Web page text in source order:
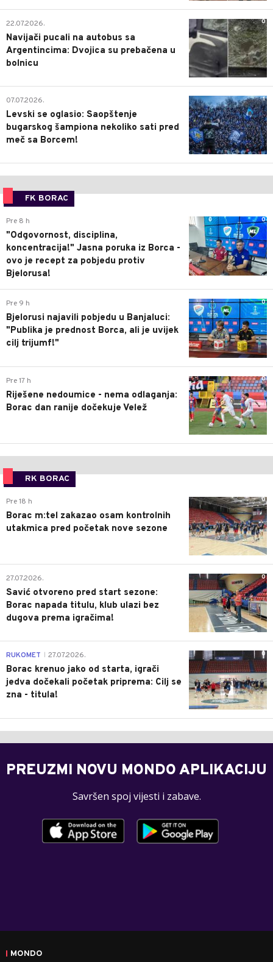
0
22.07.2026.
Navijači pucali na autobus sa
Argentincima: Dvojica su prebačena u
bolnicu
1
07.07.2026.
Levski se oglasio: Saopštenje
bugarskog šampiona nekoliko sati pred
meč sa Borcem!
FK BORAC
0
Pre 8 h
"Odgovornost, disciplina,
koncentracija!" Jasna poruka iz Borca -
ovo je recept za pobjedu protiv
Bjelorusa!
0
Pre 9 h
Bjelorusi najavili pobjedu u Banjaluci:
"Publika je prednost Borca, ali je uvijek
cilj trijumf!"
0
Pre 17 h
Riješene nedoumice - nema odlaganja:
Borac dan ranije dočekuje Velež
RK BORAC
0
Pre 18 h
Borac m:tel zakazao osam kontrolnih
utakmica pred početak nove sezone
0
27.07.2026.
Savić otvoreno pred start sezone:
Borac napada titulu, klub ulazi bez
dugova prema igračima!
0
RUKOMET 27.07.2026.
Borac krenuo jako od starta, igrači
jedva dočekali početak priprema: Cilj se
zna - titula!
PREUZMI NOVU MONDO APLIKACIJU
Savršen spoj vijesti i zabave.
MONDO